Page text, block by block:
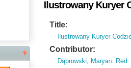
Ilustrowany Kuryer
Title:
Ilustrowany Kuryer
Contributor:
Dąbrowski, Maryan. Red.